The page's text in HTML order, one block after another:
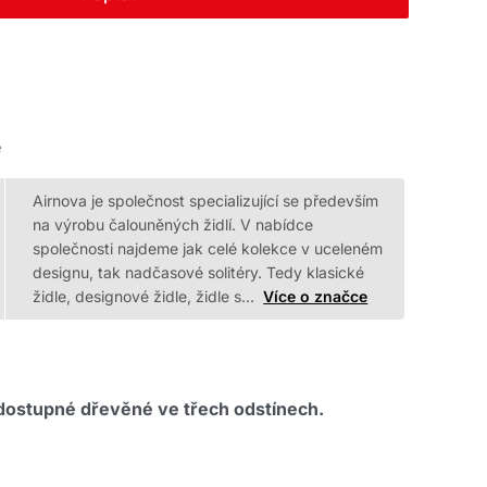
Airnova je společnost specializující se především
na výrobu čalouněných židlí. V nabídce
společnosti najdeme jak celé kolekce v uceleném
designu, tak nadčasové solitéry. Tedy klasické
židle, designové židle, židle s… Více o značce
dřevěné ve třech odstínech.